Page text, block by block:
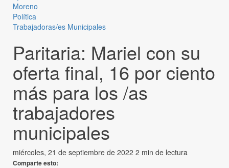
Moreno
Política
Trabajadoras/es Municipales
Paritaria: Mariel con su
oferta final, 16 por ciento
más para los /as
trabajadores
municipales
miércoles, 21 de septiembre de 2022 2 min de lectura
Comparte esto: